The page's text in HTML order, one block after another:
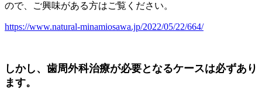
ので、ご興味がある方はご覧ください。
https://www.natural-minamiosawa.jp/2022/05/22/664/
しかし、歯周外科治療が必要となるケースは必ずあり
ます。